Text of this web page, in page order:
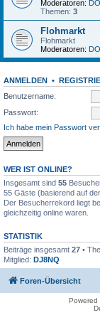
Moderatoren:
Themen: 3
Flohmarkt
Flohmarkt
Moderatoren:
ANMELDEN •
Benutzername:
Passwort:
Ich habe mein Passwort
WER IST ONLINE?
Insgesamt sind 55
55 Gäste (basierend auf
Der Besucherrekord liegt
gleichzeitig online waren.
STATISTIK
Beiträge insgesamt 27 •
Mitglied: DJ8NQ
Foren-Übersicht
Powered